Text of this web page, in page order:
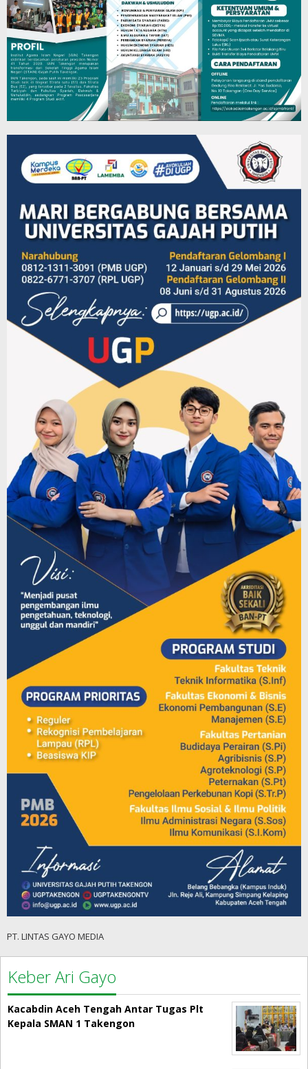
PT. LINTAS GAYO MEDIA
Keber Ari Gayo
Kacabdin Aceh Tengah Antar Tugas Plt
Kepala SMAN 1 Takengon